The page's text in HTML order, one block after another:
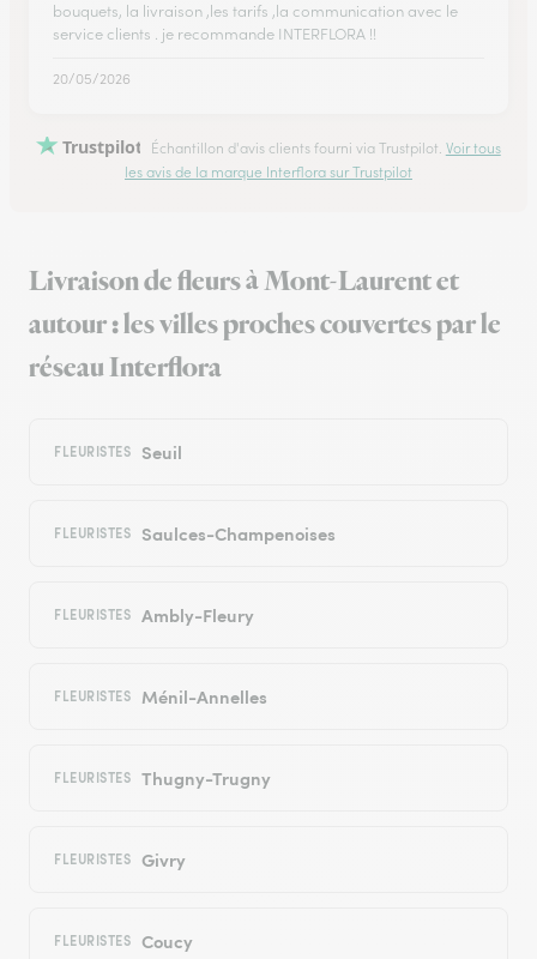
bouquets, la livraison ,les tarifs ,la communication avec le
service clients . je recommande INTERFLORA !!
20/05/2026
Trustpilot Échantillon d'avis clients fourni via Trustpilot. Voir tous
les avis de la marque Interflora sur Trustpilot
Livraison de fleurs à Mont-Laurent et
autour : les villes proches couvertes par le
réseau Interflora
FLEURISTES Seuil
FLEURISTES Saulces-Champenoises
FLEURISTES Ambly-Fleury
FLEURISTES Ménil-Annelles
FLEURISTES Thugny-Trugny
FLEURISTES Givry
FLEURISTES Coucy